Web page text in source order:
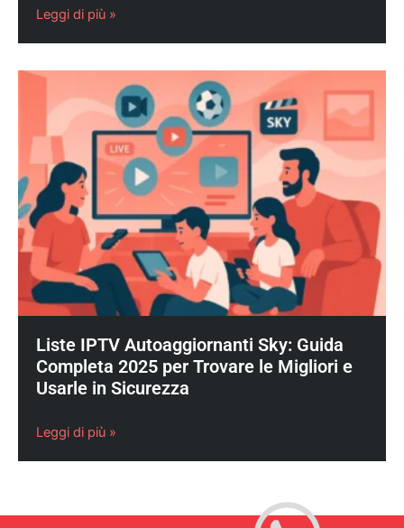
Leggi di più »
Liste IPTV Autoaggiornanti Sky: Guida
Completa 2025 per Trovare le Migliori e
Usarle in Sicurezza
Leggi di più »